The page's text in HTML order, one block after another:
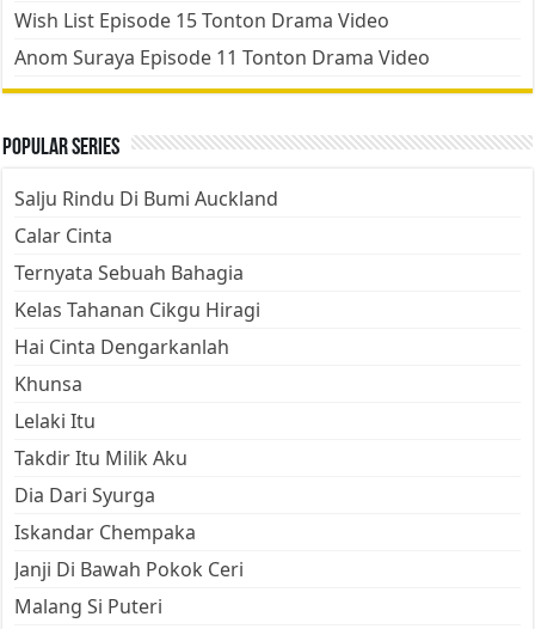
Wish List Episode 15 Tonton Drama Video
Anom Suraya Episode 11 Tonton Drama Video
Popular Series
Salju Rindu Di Bumi Auckland
Calar Cinta
Ternyata Sebuah Bahagia
Kelas Tahanan Cikgu Hiragi
Hai Cinta Dengarkanlah
Khunsa
Lelaki Itu
Takdir Itu Milik Aku
Dia Dari Syurga
Iskandar Chempaka
Janji Di Bawah Pokok Ceri
Malang Si Puteri